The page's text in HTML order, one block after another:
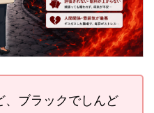
、ブラックでしんど